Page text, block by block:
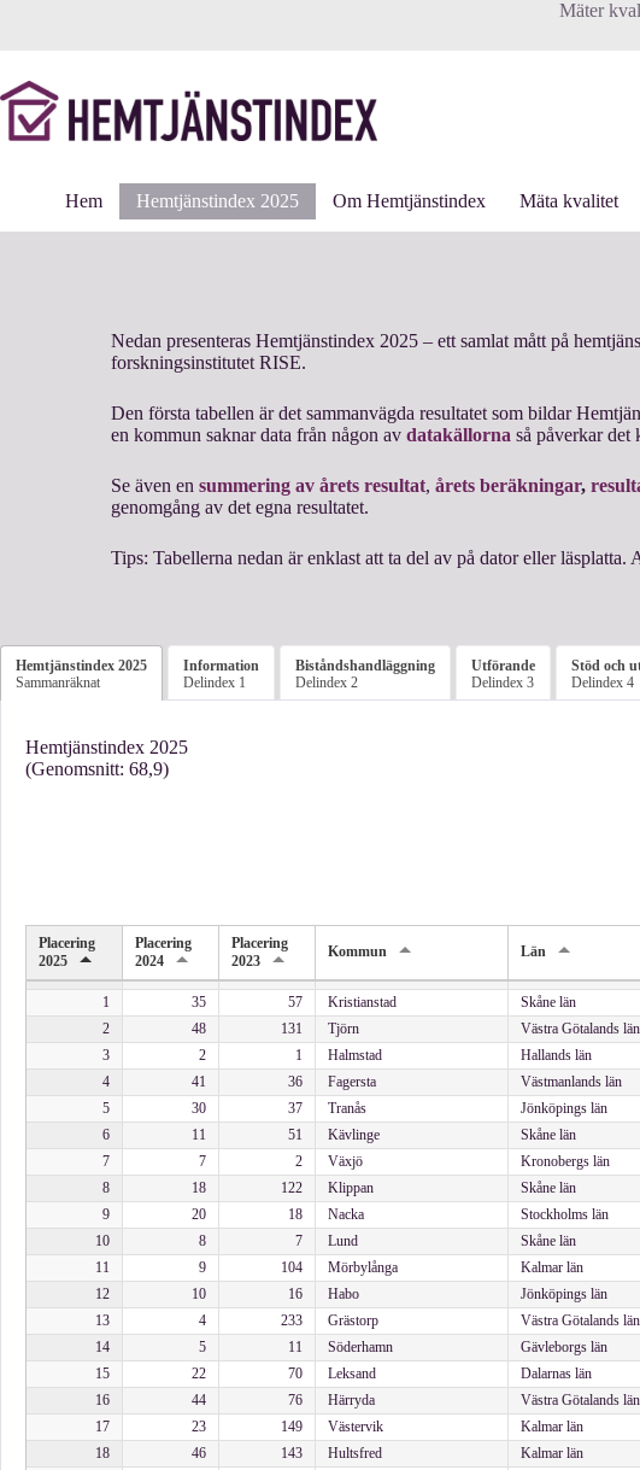
Mäter
Hem Hemtjänstindex 2025 Om Hemtjänstindex Mäta kvalitet
Nedan presenteras Hemtjänstindex 2025 – ett samlat mått på
forskningsinstitutet RISE.
Den första tabellen är det sammanvägda resultatet som bildar
en kommun saknar data från någon av datakällorna så påverkar det
Se även en summering av årets resultat, årets beräkningar,
genomgång av det egna resultatet.
Tips: Tabellerna nedan är enklast att ta del av på dator eller
Hemtjänstindex 2025
Sammanräknat
Information
Delindex 1
Biståndshandläggning
Delindex 2
Utförande
Delindex 3
Stöd och
Delindex 4
Hemtjänstindex 2025
(Genomsnitt: 68,9)
Placering
2025
Placering
2024
Placering
2023
Kommun Län
1 35 57 Kristianstad Skåne län
2
48 131 Tjörn Västra Götalands län
3
2 1 Halmstad Hallands län
4
41 36 Fagersta Västmanlands län
5
30 37 Tranås Jönköpings län
6
11 51 Kävlinge Skåne län
7
7 2 Växjö Kronobergs län
8
18 122 Klippan Skåne län
9
20 18 Nacka Stockholms län
10
8 7 Lund Skåne län
11
9 104 Mörbylånga Kalmar län
12
10 16 Habo Jönköpings län
13
4 233 Grästorp Västra Götalands län
14
5 11 Söderhamn Gävleborgs län
15
22 70 Leksand Dalarnas län
16
44 76 Härryda Västra Götalands län
17
23 149 Västervik Kalmar län
18
46 143 Hultsfred Kalmar län